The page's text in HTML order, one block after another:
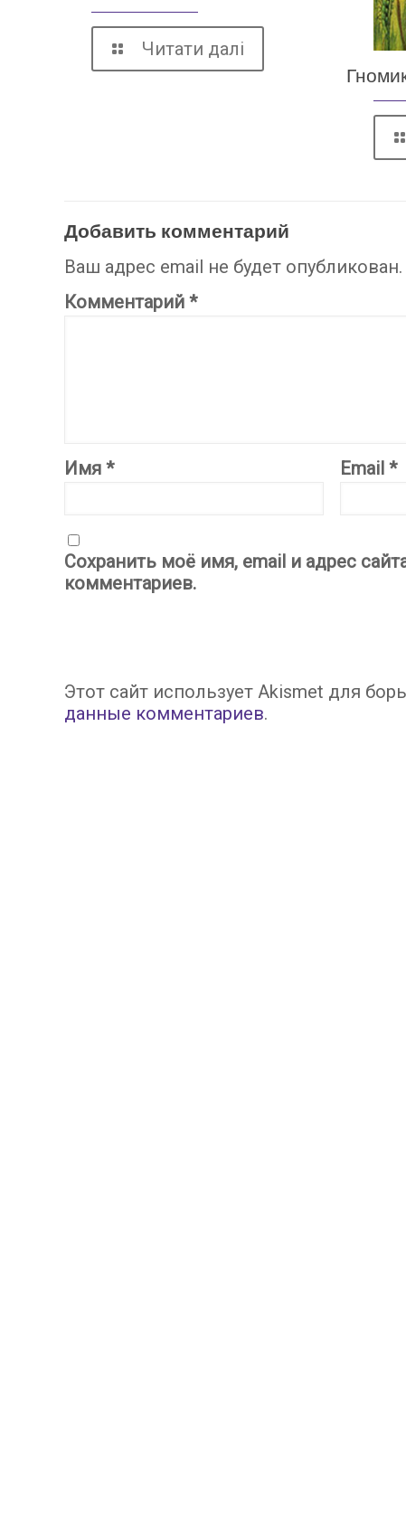
Читати далі
Добавить комментарий
Ваш адрес email не будет опубликован.
Комментарий*
Имя* Email*
Сохранить моё имя, email и адрес
комментариев.
Этот сайт использует Akismet для
данные комментариев.